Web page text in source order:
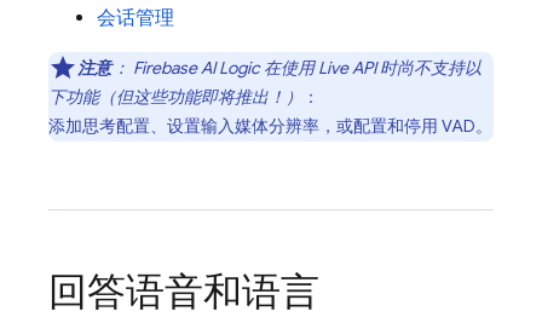
会话管理
注意： Firebase AI Logic在使用Live API时尚不支持以
下功能（但这些功能即将推出！）
：
添加思考配置、设置输入媒体分辨率，或配置和停用 VAD。
回答语音和语言